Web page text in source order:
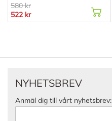
580 kr
522 kr
NYHETSBREV
Anmäl dig till vårt nyhetsbrev: